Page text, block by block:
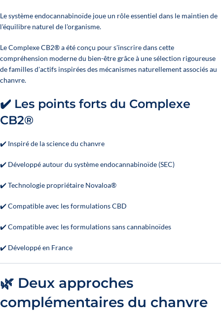
Le système endocannabinoïde joue un rôle essentiel dans le maintien de
l'équilibre naturel de l'organisme.
Le Complexe CB2® a été conçu pour s'inscrire dans cette
compréhension moderne du bien-être grâce à une sélection rigoureuse
de familles d'actifs inspirées des mécanismes naturellement associés au
chanvre.
✔️ Les points forts du Complexe
CB2®
✔️ Inspiré de la science du chanvre
✔️ Développé autour du système endocannabinoïde (SEC)
✔️ Technologie propriétaire Novaloa®
✔️ Compatible avec les formulations CBD
✔️ Compatible avec les formulations sans cannabinoïdes
✔️ Développé en France
🌿 Deux approches
complémentaires du chanvre